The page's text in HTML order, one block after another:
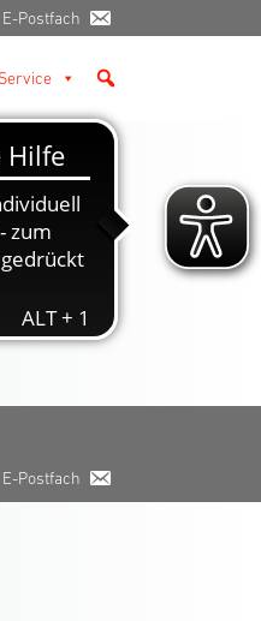
E-Postfach
Service
E-Postfach